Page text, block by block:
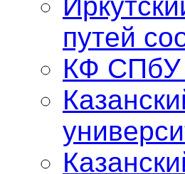
путей
КФ СПбУ